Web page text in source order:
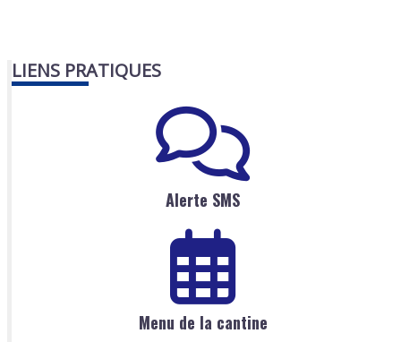
LIENS PRATIQUES
Alerte SMS
Menu de la cantine